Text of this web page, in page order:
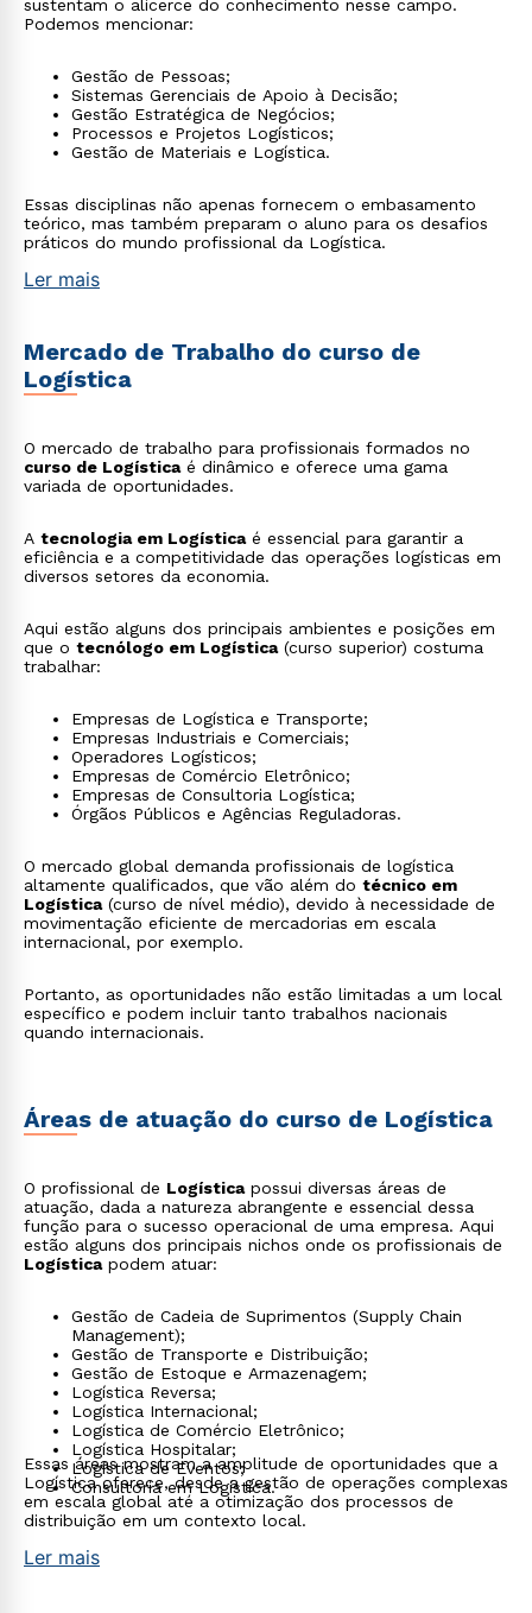
sustentam o alicerce do conhecimento nesse campo.
Podemos mencionar:
Gestão de Pessoas;
Sistemas Gerenciais de Apoio à Decisão;
Gestão Estratégica de Negócios;
Processos e Projetos Logísticos;
Gestão de Materiais e Logística.
Essas disciplinas não apenas fornecem o embasamento
teórico, mas também preparam o aluno para os desafios
práticos do mundo profissional da Logística.
Ler mais
Mercado de Trabalho do curso de
Logística
O mercado de trabalho para profissionais formados no
curso de Logísticaé dinâmico e oferece uma gama
variada de oportunidades.
A tecnologia em Logísticaé essencial para garantir a
eficiência e a competitividade das operações logísticas em
diversos setores da economia.
Aqui estão alguns dos principais ambientes e posições em
que o tecnólogo em Logística(curso superior) costuma
trabalhar:
Empresas de Logística e Transporte;
Empresas Industriais e Comerciais;
Operadores Logísticos;
Empresas de Comércio Eletrônico;
Empresas de Consultoria Logística;
Órgãos Públicos e Agências Reguladoras.
O mercado global demanda profissionais de logística
altamente qualificados, que vão além do técnico em
Logística(curso de nível médio), devido à necessidade de
movimentação eficiente de mercadorias em escala
internacional, por exemplo.
Portanto, as oportunidades não estão limitadas a um local
específico e podem incluir tanto trabalhos nacionais
quando internacionais.
Áreas de atuação do curso de Logística
O profissional de Logísticapossui diversas áreas de
atuação, dada a natureza abrangente e essencial dessa
função para o sucesso operacional de uma empresa. Aqui
estão alguns dos principais nichos onde os profissionais de
Logísticapodem atuar:
Gestão de Cadeia de Suprimentos (Supply Chain
Management);
Gestão de Transporte e Distribuição;
Gestão de Estoque e Armazenagem;
Logística Reversa;
Logística Internacional;
Logística de Comércio Eletrônico;
Logística Hospitalar;
Logística de Eventos;
Consultoria em Logística.
Essas áreas mostram a amplitude de oportunidades que a
Logística oferece, desde a gestão de operações complexas
em escala global até a otimização dos processos de
distribuição em um contexto local.
Ler mais